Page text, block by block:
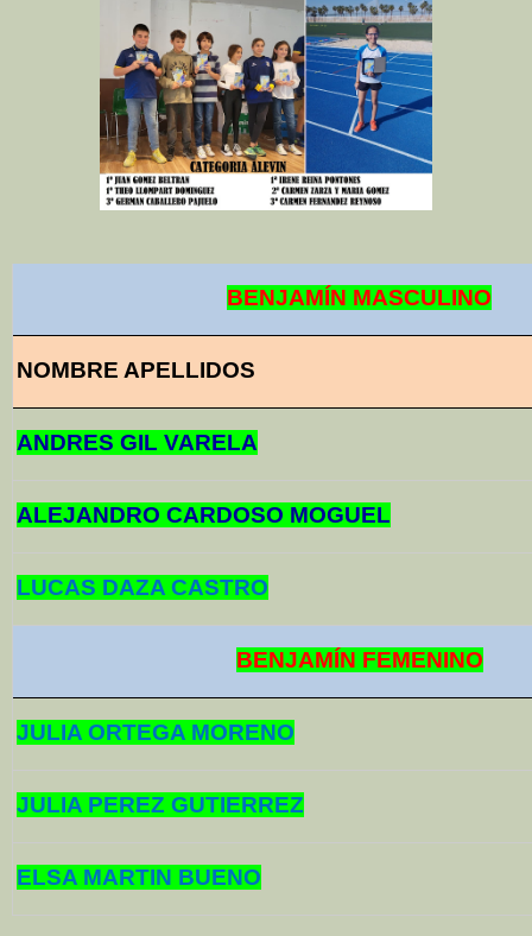
BENJAMÍN MASCULINO
NOMBRE APELLIDOS
ANDRES GIL VARELA
ALEJANDRO CARDOSO MOGUEL
LUCAS DAZA CASTRO
BENJAMÍN FEMENINO
JULIA ORTEGA MORENO
JULIA PEREZ GUTIERREZ
ELSA MARTIN BUENO